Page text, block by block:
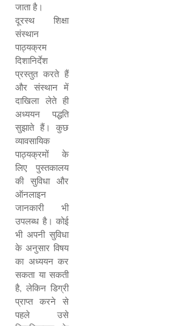
जाता है।
दूरस्थ शिक्षा
संस्थान
पाठ्यक्रम
दिशानिर्देश
प्रस्तुत करते हैं
और संस्थान में
दाखिला लेते ही
अध्ययन पद्धति
सुझाते हैं। कुछ
व्यावसायिक
पाठ्यक्रमों के
लिए पुस्तकालय
की सुविधा और
ऑनलाइन
जानकारी भी
उपलब्ध है। कोई
भी अपनी सुविधा
के अनुसार विषय
का अध्ययन कर
सकता या सकती
है, लेकिन डिग्री
प्राप्त करने से
पहले उसे